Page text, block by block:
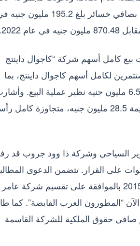
القابضة “عامر جروب” إلى ربح بلغ 45.9 مليون جنيه خلال 2023، مقارنة بصافي خسائر بلغ 195.2
كامل أسهم شركة “كاجوال داينتج
لكامل أسهم كاجوال داينتج، بما
يترتب عليه نقل كافة التزامات الشركة إلى المشتري بالإضافة إلى مبلغ 6.5 مليون جنيه نظير عملية البيع.
إلى أن شركة كاجوال، المشغلة لمطاعم تشيليز مصر، حققت خسائر بقيمة 28.5 مليون جنيه،
السياحي وشركة ذا وود جروب قد
القضاء الإداري ضد الشركة وآخرين، بعد مرور أكثر من 8 سنوات على القرار. تتضمن الدعوى
بوقف قرار رئيس الهيئة العامة للرقابة المالية الصادر في 18 أغسطس 2015 بالموافقة على تقسيم شركة عامر
“المطورون العرب القابضة”. كما
الصادر في 11 يونيو 2015 بإعادة تقييم صافي حقوق الملكية للشركة القاسمة